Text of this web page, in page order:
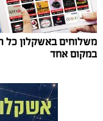
משלוחים באשקלון כל
במקום אחד